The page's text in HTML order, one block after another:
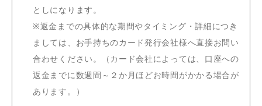
としになります。
※返金までの具体的な期間やタイミング・詳細につき
ましては、お手持ちのカード発行会社様へ直接お問い
合わせください。（カード会社によっては、口座への
返金までに数週間～２か月ほどお時間がかかる場合が
あります。）